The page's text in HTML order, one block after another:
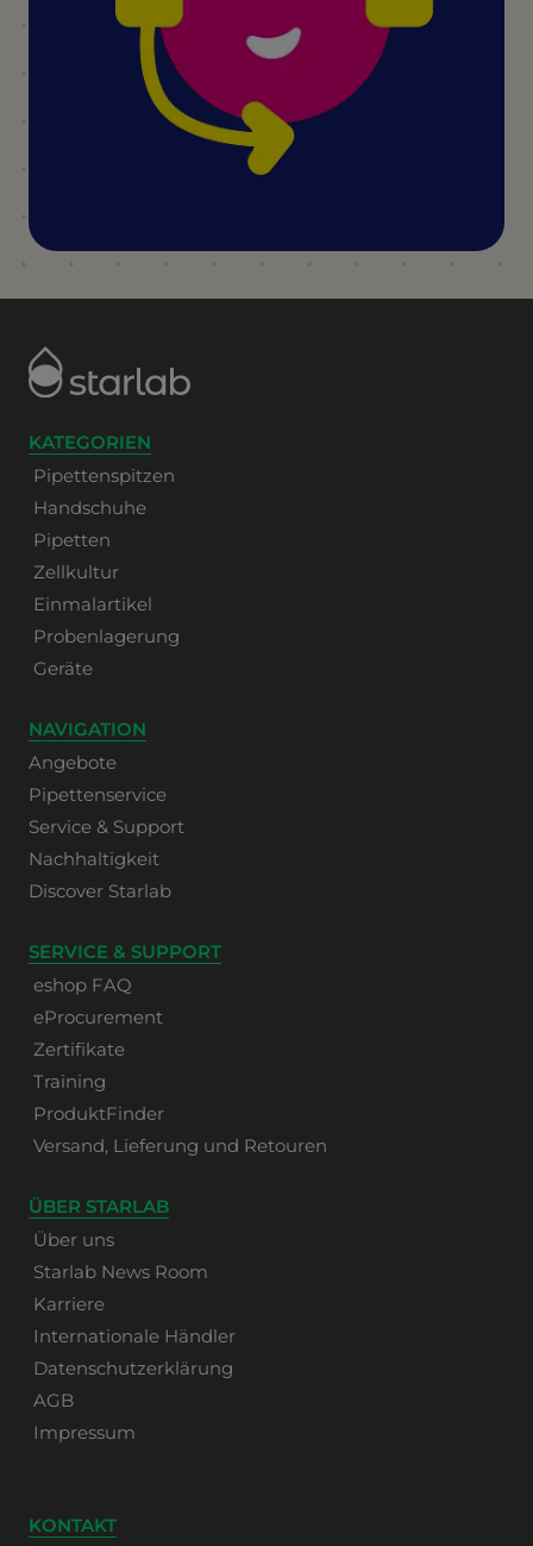
KATEGORIEN
Pipettenspitzen
Handschuhe
Pipetten
Zellkultur
Einmalartikel
Probenlagerung
Geräte
NAVIGATION
Angebote
Pipettenservice
Service & Support
Nachhaltigkeit
Discover Starlab
SERVICE & SUPPORT
eshop FAQ
eProcurement
Zertifikate
Training
ProduktFinder
Versand, Lieferung und Retouren
ÜBER STARLAB
Über uns
Starlab News Room
Karriere
Internationale Händler
Datenschutzerklärung
AGB
Impressum
KONTAKT